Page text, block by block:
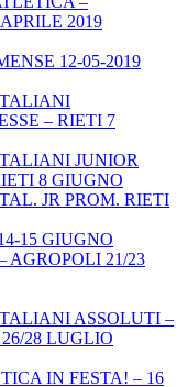
2019
12-05-2019
– RIETI 7
JUNIOR
8 GIUGNO
JR PROM. RIETI
15 GIUGNO
AGROPOLI 21/23
ASSOLUTI –
28 LUGLIO
IN FESTA! – 16